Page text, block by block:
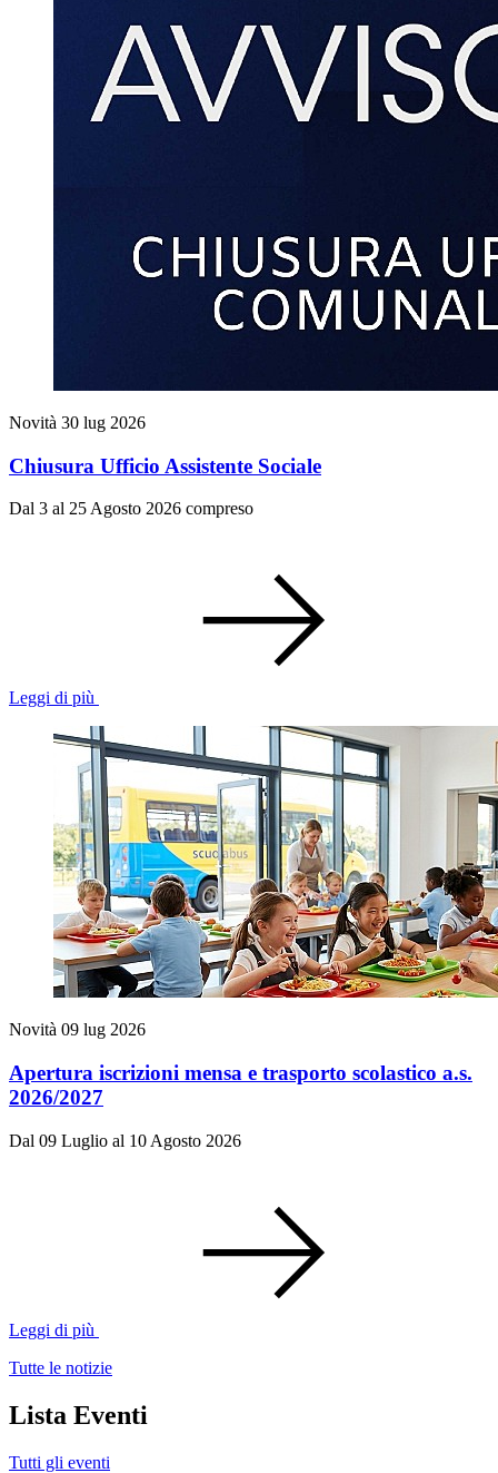
Novità 30 lug 2026
Chiusura Ufficio Assistente Sociale
Dal 3 al 25 Agosto 2026 compreso
Leggi di più
Novità 09 lug 2026
Apertura iscrizioni mensa e trasporto scolastico a.s.
2026/2027
Dal 09 Luglio al 10 Agosto 2026
Leggi di più
Tutte le notizie
Lista Eventi
Tutti gli eventi